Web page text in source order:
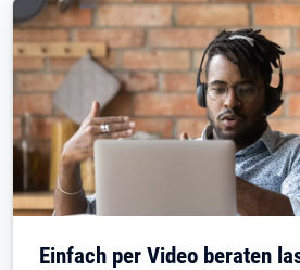
Einfach per Video beraten